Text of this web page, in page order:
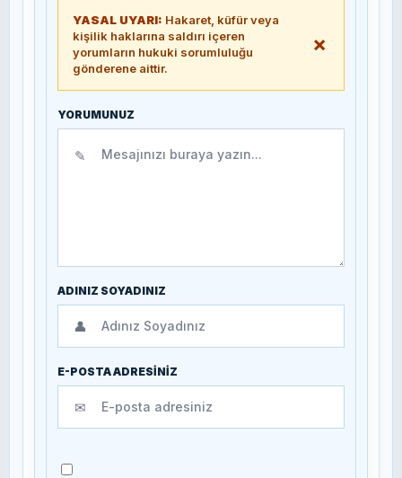
YASAL UYARI: Hakaret, küfür veya
kişilik haklarına saldırı içeren
yorumların hukuki sorumluluğu
gönderene aittir.
×
YORUMUNUZ
✎
ADINIZ SOYADINIZ
👤
E-POSTA ADRESİNİZ
✉